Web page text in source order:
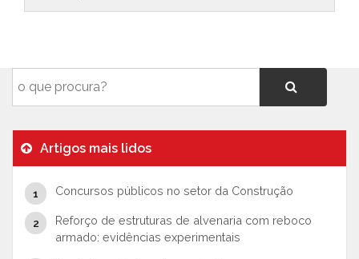
Artigos mais lidos
Concursos públicos no setor da Construção
Reforço de estruturas de alvenaria com reboco
armado: evidências experimentais